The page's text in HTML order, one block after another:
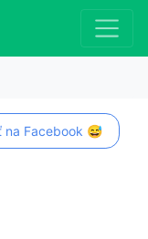
na Facebook 😅